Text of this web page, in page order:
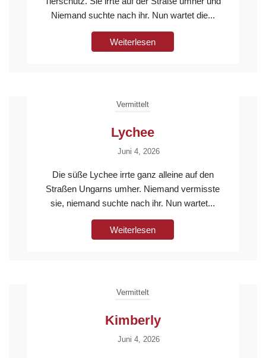
Niemand suchte nach ihr. Nun wartet die...
Weiterlesen
Vermittelt
Lychee
Juni 4, 2026
Die süße Lychee irrte ganz alleine auf den
Straßen Ungarns umher. Niemand vermisste
sie, niemand suchte nach ihr. Nun wartet...
Weiterlesen
Vermittelt
Kimberly
Juni 4, 2026